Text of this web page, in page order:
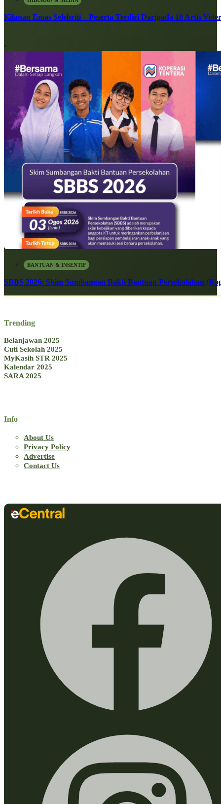
Kilauan Emas Selebriti – Peserta Terdiri Daripada 10 Artis
BANTUAN & INSENTIF
SBBS 2026: Skim Sumbangan Bakti Bantuan Persekolahan
Trending
Belanjawan 2025
Cuti Sekolah 2025
MyKasih STR 2025
Kalendar 2025
SARA 2025
Info
About Us
Privacy Policy
Advertise
Contact Us